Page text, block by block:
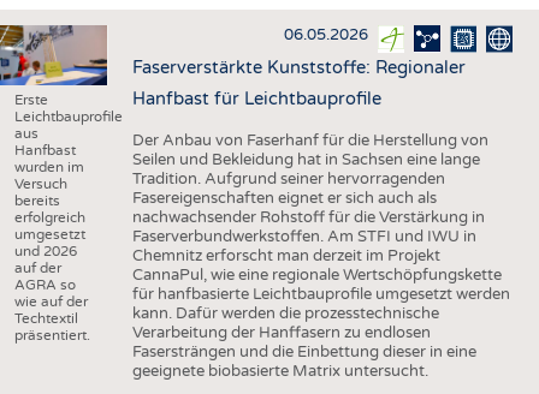
HAUS- UND HEIMTEXTILIEN
BEKLEIDUNG
TESTS
BUSINESS
UNTERNEHMEN
AUSSCHREIBUNGEN
DTV AUSSCHREIBUNGSDIENST
STATISTICS
WISSEN
DAUNENCHECK
ADRESSEN & LINKS
TERMINE
BRANCHENTERMINE
Erste
Leichtbauprofile
aus
Hanfbast
wurden im
Versuch
bereits
erfolgreich
umgesetzt
und 2026
auf der
AGRA so
wie auf der
Techtextil
präsentiert.
06.05.2026
Faserverstärkte Kunststoffe: Regionaler
Hanfbast für Leichtbauprofile
Der Anbau von Faserhanf für die Herstellung von
Seilen und Bekleidung hat in Sachsen eine lange
Tradition. Aufgrund seiner hervorragenden
Fasereigenschaften eignet er sich auch als
nachwachsender Rohstoff für die Verstärkung in
Faserverbundwerkstoffen. Am STFI und IWU in
Chemnitz erforscht man derzeit im Projekt
CannaPul, wie eine regionale Wertschöpfungskette
für hanfbasierte Leichtbauprofile umgesetzt werden
kann. Dafür werden die prozesstechnische
Verarbeitung der Hanffasern zu endlosen
Fasersträngen und die Einbettung dieser in eine
geeignete biobasierte Matrix untersucht.